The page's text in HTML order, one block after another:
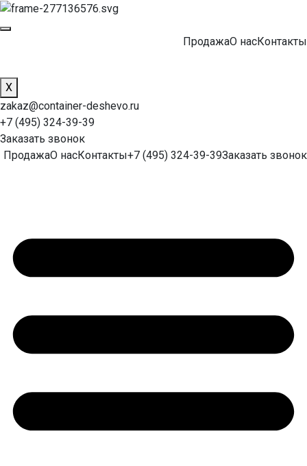
ПродажаО насКонтакты
X
zakaz@container-deshevo.ru
+7 (495) 324-39-39
Заказать звонок
ПродажаО насКонтакты+7 (495) 324-39-39Заказать звонок